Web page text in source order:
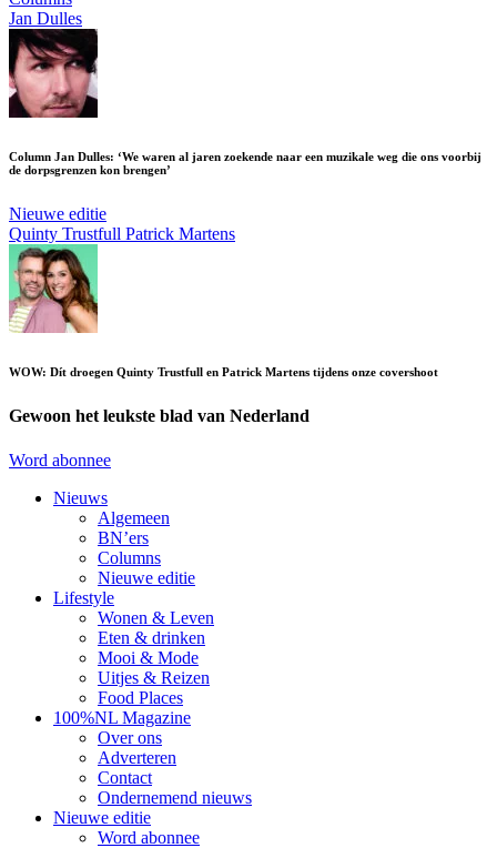
Jan Dulles
Column Jan Dulles: ‘We waren al jaren zoekende naar een muzikale weg die ons voorbij
de dorpsgrenzen kon brengen’
Nieuwe editie
Quinty Trustfull Patrick Martens
WOW: Dít droegen Quinty Trustfull en Patrick Martens tijdens onze covershoot
Gewoon het leukste blad van Nederland
Word abonnee
Nieuws
Algemeen
BN’ers
Columns
Nieuwe editie
Lifestyle
Wonen & Leven
Eten & drinken
Mooi & Mode
Uitjes & Reizen
Food Places
100%NL Magazine
Over ons
Adverteren
Contact
Ondernemend nieuws
Nieuwe editie
Word abonnee